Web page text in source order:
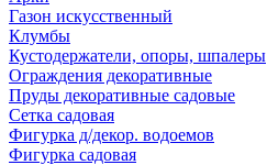
Газон искусственный
Клумбы
Кустодержатели, опоры, шпалеры
Ограждения декоративные
Пруды декоративные садовые
Сетка садовая
Фигурка д/декор. водоемов
Фигурка садовая